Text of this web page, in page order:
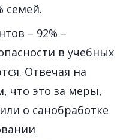
семей.
– 92% –
в учебных
Отвечая на
что это за меры,
о санобработке